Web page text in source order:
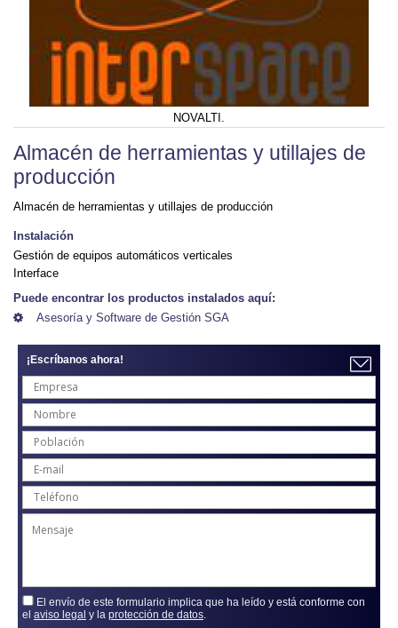
NOVALTI.
Almacén de herramientas y utillajes de
producción
Almacén de herramientas y utillajes de producción
Instalación
Gestión de equipos automáticos verticales
Interface
Puede encontrar los productos instalados aquí:
Asesoría y Software de Gestión SGA
¡Escríbanos ahora!
El envío de este formulario implica que ha leído y está conforme con
el aviso legal y la protección de datos